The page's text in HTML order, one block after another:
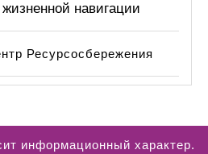
навигации
Ресурсосбережения
информационный характер.